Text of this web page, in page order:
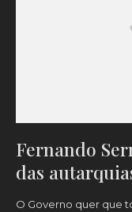
Fernando
das
O Governo quer que